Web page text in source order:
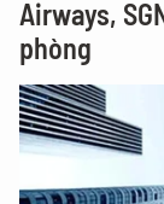
Airways,
phòng